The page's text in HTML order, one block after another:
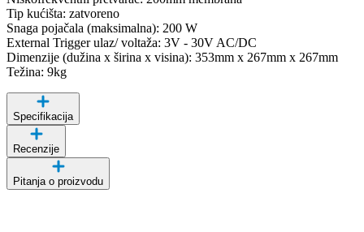
Tip kućišta: zatvoreno
Snaga pojačala (maksimalna): 200 W
External Trigger ulaz/ voltaža: 3V - 30V AC/DC
Dimenzije (dužina x širina x visina): 353mm x 267mm x 267mm
Težina: 9kg
Specifikacija
Recenzije
Pitanja o proizvodu